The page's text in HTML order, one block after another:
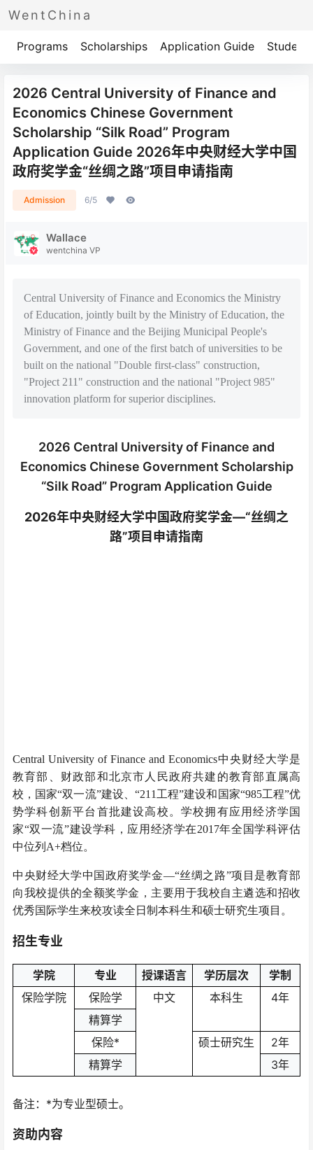
WentChina
Programs Scholarships Application Guide Student
2026 Central University of Finance and
Economics Chinese Government
Scholarship “Silk Road” Program
Application Guide 2026年中央财经大学中国
政府奖学金“丝绸之路”项目申请指南
Admission 6/5
Wallace
wentchina VP
Central University of Finance and Economics the Ministry
of Education, jointly built by the Ministry of Education, the
Ministry of Finance and the Beijing Municipal People's
Government, and one of the first batch of universities to be
built on the national "Double first-class" construction,
"Project 211" construction and the national "Project 985"
innovation platform for superior disciplines.
2026 Central University of Finance and
Economics Chinese Government Scholarship
“Silk Road” Program Application Guide
2026年中央财经大学中国政府奖学金—“丝绸之
路”项目申请指南
Central University of Finance and Economics中央财经大学是
教育部、财政部和北京市人民政府共建的教育部直属高
校，国家“双一流”建设、“211工程”建设和国家“985工程”优
势学科创新平台首批建设高校。学校拥有应用经济学国
家“双一流”建设学科，应用经济学在2017年全国学科评估
中位列A+档位。
中央财经大学中国政府奖学金—“丝绸之路”项目是教育部
向我校提供的全额奖学金，主要用于我校自主遴选和招收
优秀国际学生来校攻读全日制本科生和硕士研究生项目。
招生专业
学院 专业 授课语言 学历层次
学制
保险学院
保险学 中文 本科生
4年
精算学
保险* 硕士研究生
2年
精算学
3年
备注：*为专业型硕士。
资助内容